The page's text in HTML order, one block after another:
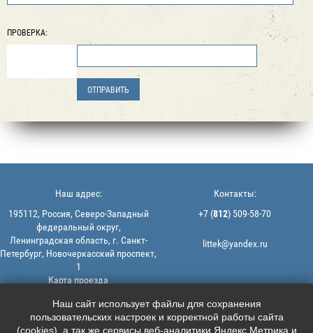
ПРОВЕРКА:
© 2013-2026 | ООО "ЛИТТЕК" -
производство и продажа РТИ
ИНН: 7806523560 | ОГРН:
Наш адрес:
195112, Россия, Северо-Западный
федеральный округ,
Ленинградская область, г. Санкт-
Петербург, Новочеркасский проспект,
1
Карта проезда
Контакты:
+7 (812) 509-58-70
littek@yandex.ru
Мы в соцсетях:
    
Наш сайт использует файлы для сохранения
пользовательских настроек и корректной работы сайта
(cookies), а так же сервисы веб-аналитики Яндекс.Метрика и